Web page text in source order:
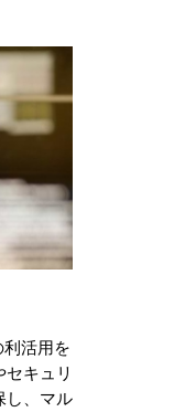
活用を
キュリ
し、マル